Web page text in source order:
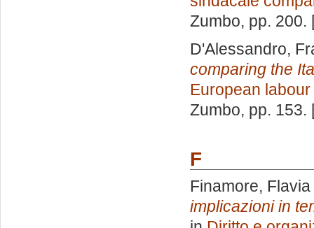
Zumbo, pp. 200.
D'Alessandro,
comparing the
European labour
Zumbo, pp. 153.
F
Finamore, Flavia
implicazioni in